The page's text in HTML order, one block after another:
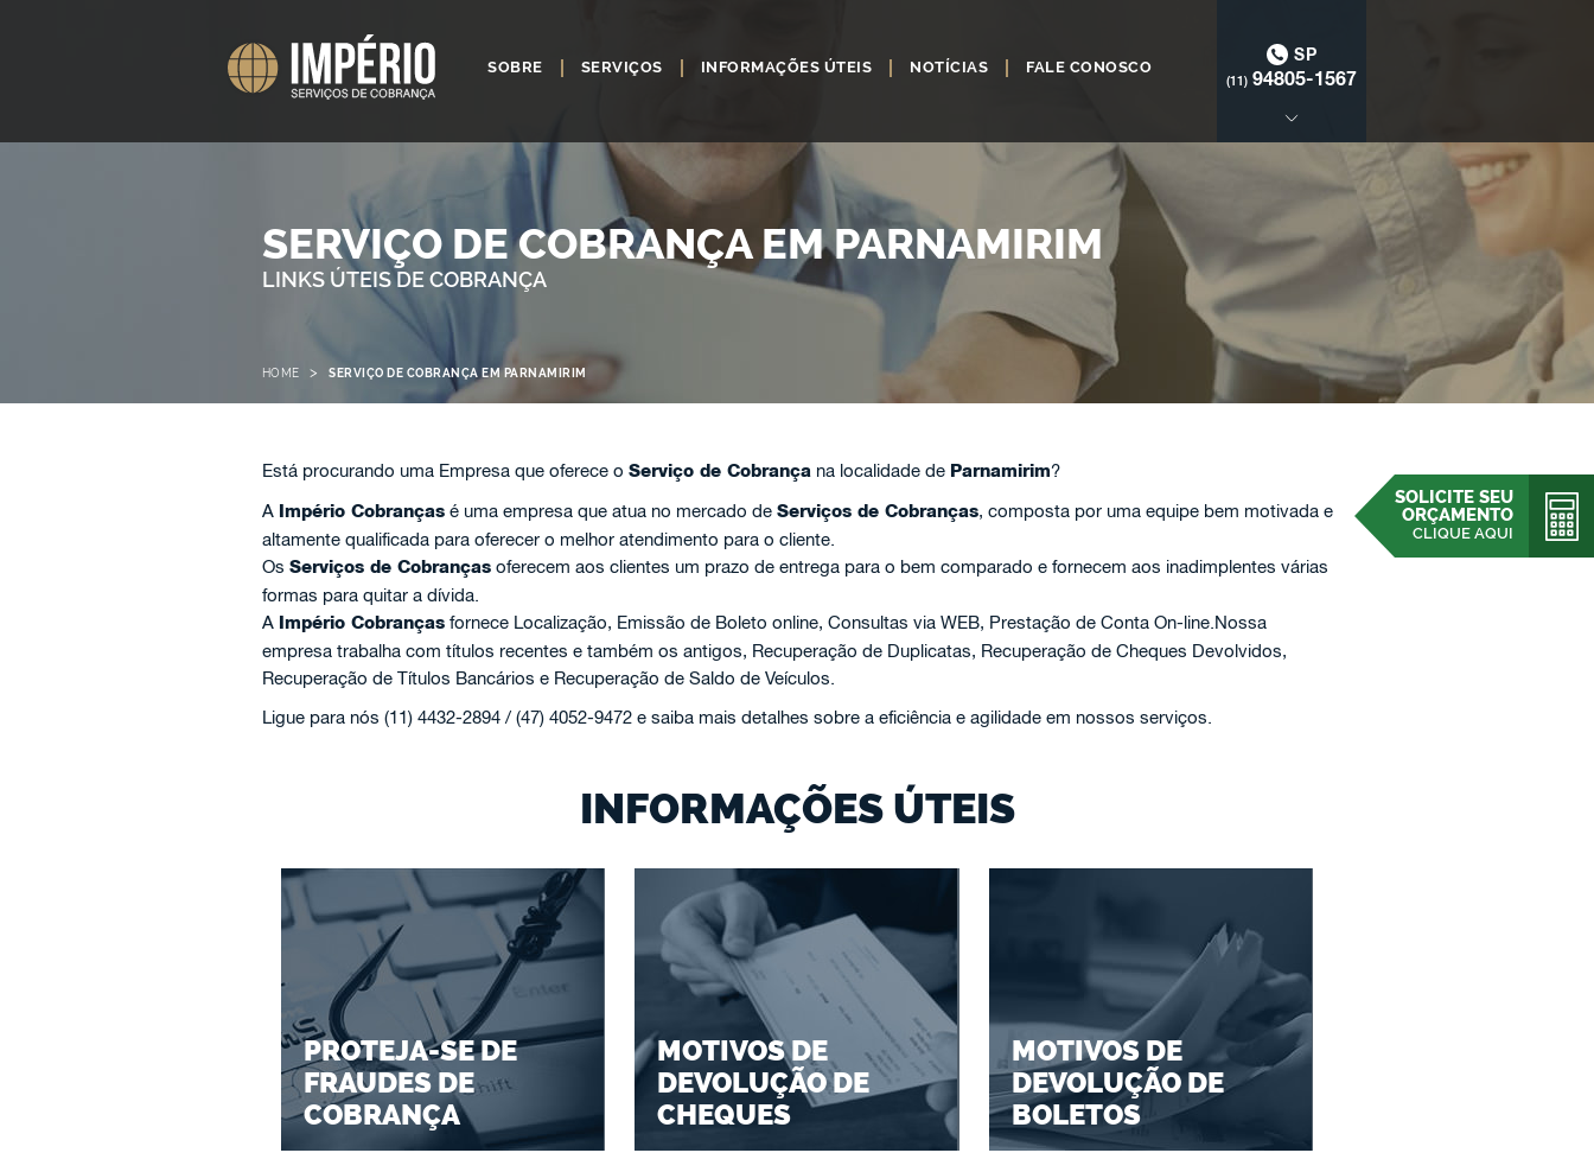
SOBRE SERVIÇOS INFORMAÇÕES ÚTEIS NOTÍCIAS FALE CONOSCO
SP
(11) 94805-1567
SOLICITE SEU
ORÇAMENTO
CLIQUE AQUI
SERVIÇO DE COBRANÇA EM PARNAMIRIM
LINKS ÚTEIS DE COBRANÇA
HOME > SERVIÇO DE COBRANÇA EM PARNAMIRIM
Está procurando uma Empresa que oferece o Serviço de Cobrança na localidade de Parnamirim?
A Império Cobrançasé uma empresa que atua no mercado de Serviços de Cobranças, composta por uma equipe bem motivada e
altamente qualificada para oferecer o melhor atendimento para o cliente.
Os Serviços de Cobrançasoferecem aos clientes um prazo de entrega para o bem comparado e fornecem aos inadimplentes várias
formas para quitar a dívida.
A Império Cobrançasfornece Localização, Emissão de Boleto online, Consultas via WEB, Prestação de Conta On-line.Nossa
empresa trabalha com títulos recentes e também os antigos, Recuperação de Duplicatas, Recuperação de Cheques Devolvidos,
Recuperação de Títulos Bancários e Recuperação de Saldo de Veículos.
Ligue para nós (11) 4432-2894 / (47) 4052-9472 e saiba mais detalhes sobre a eficiência e agilidade em nossos serviços.
INFORMAÇÕES ÚTEIS
PROTEJA-SE DE
FRAUDES DE
COBRANÇA
MOTIVOS DE
DEVOLUÇÃO DE
CHEQUES
MOTIVOS DE
DEVOLUÇÃO DE
BOLETOS